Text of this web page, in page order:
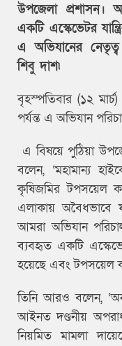
উপজেলা প্রশাসন।
একটি এস্কেভেটর
এ অভিযানের
শিবু দাশ৷
বৃহস্পতিবার (১২
পর্যন্ত এ অভিযান
এ বিষয়ে পুঠিয়া
বলেন, ‘মহামান্য
কৃষিজমির টপসয়েল
এলাকায় অবৈধভাবে
আমরা অভিযান
ব্যবহৃত একটি
হয়েছে এবং টপসয়েল
তিনি আরও বলেন,
আইনত দণ্ডনীয়
নিয়মিত মামলা